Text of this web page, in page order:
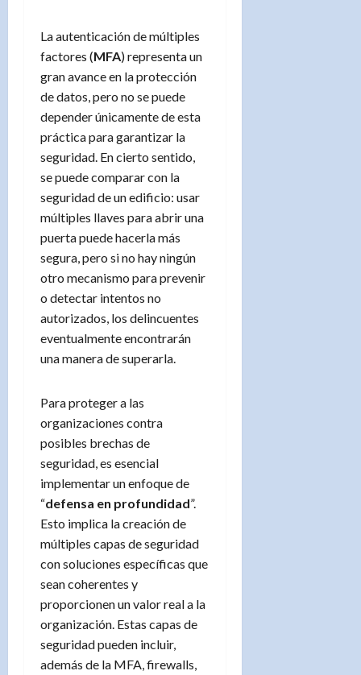
La autenticación de múltiples
factores (MFA) representa un
gran avance en la protección
de datos, pero no se puede
depender únicamente de esta
práctica para garantizar la
seguridad. En cierto sentido,
se puede comparar con la
seguridad de un edificio: usar
múltiples llaves para abrir una
puerta puede hacerla más
segura, pero si no hay ningún
otro mecanismo para prevenir
o detectar intentos no
autorizados, los delincuentes
eventualmente encontrarán
una manera de superarla.
Para proteger a las
organizaciones contra
posibles brechas de
seguridad, es esencial
implementar un enfoque de
“defensa en profundidad”.
Esto implica la creación de
múltiples capas de seguridad
con soluciones específicas que
sean coherentes y
proporcionen un valor real a la
organización. Estas capas de
seguridad pueden incluir,
además de la MFA, firewalls,